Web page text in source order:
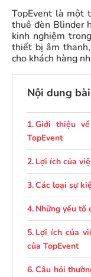
TopEvent là một
thuê đèn Blinder
kinh nghiệm
thiết bị âm
cho khách hàng
Nội dung
Giới thiệu
TopEvent
Lợi ích của
Các loại sự
Những yếu tố
Lợi ích của
của TopEvent
Câu hỏi